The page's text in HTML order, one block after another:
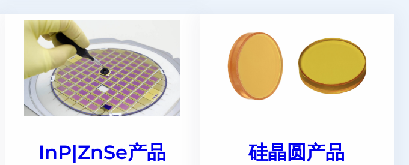
InP|ZnSe产品 硅晶圆产品